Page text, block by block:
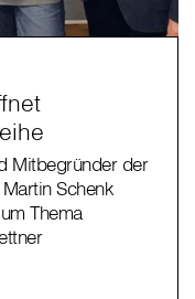
Mitbegründer der
Schenk
Thema